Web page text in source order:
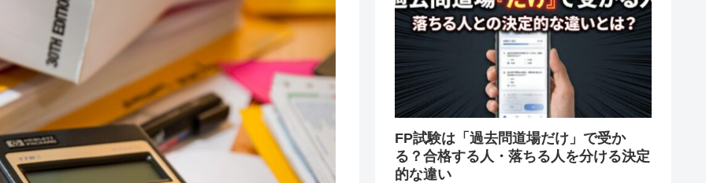
FP試験は「過去問道場だけ」で受か
る？合格する人・落ちる人を分ける決定
的な違い